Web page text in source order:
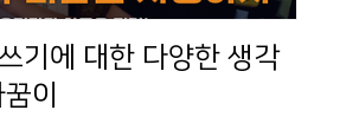
기에 대한 다양한 생각
이